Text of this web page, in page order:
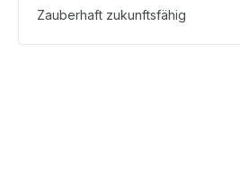
Zauberhaft zukunftsfähig